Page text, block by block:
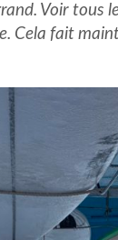
Voir tous
Cela fait